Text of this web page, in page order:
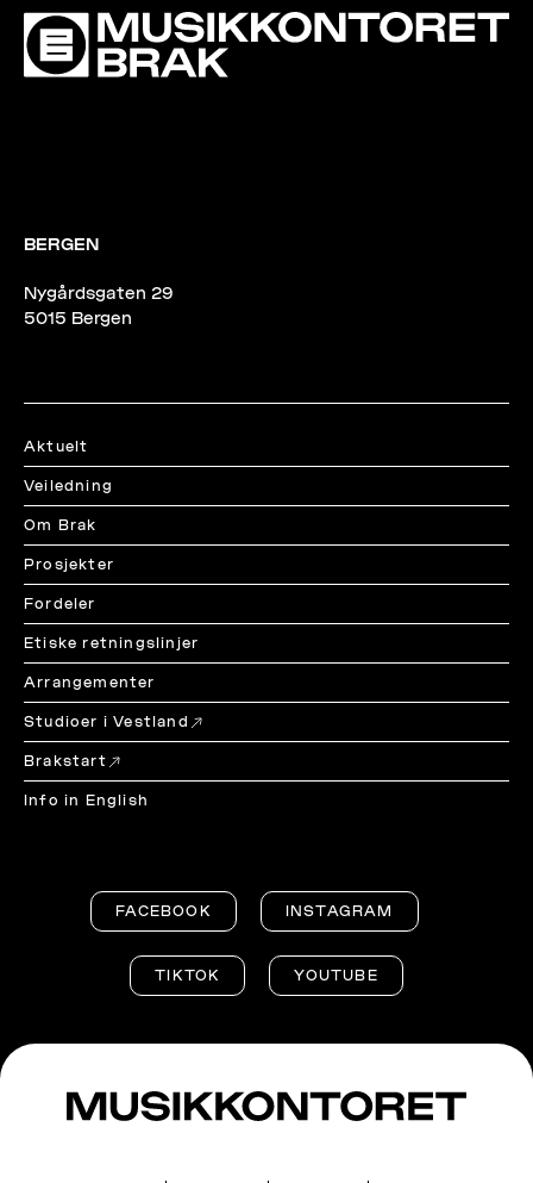
BERGEN
Nygårdsgaten 29
5015 Bergen
Aktuelt
Veiledning
Om Brak
Prosjekter
Fordeler
Etiske retningslinjer
Arrangementer
Studioer i Vestland
Brakstart
Info in English
FACEBOOK INSTAGRAM
TIKTOK YOUTUBE